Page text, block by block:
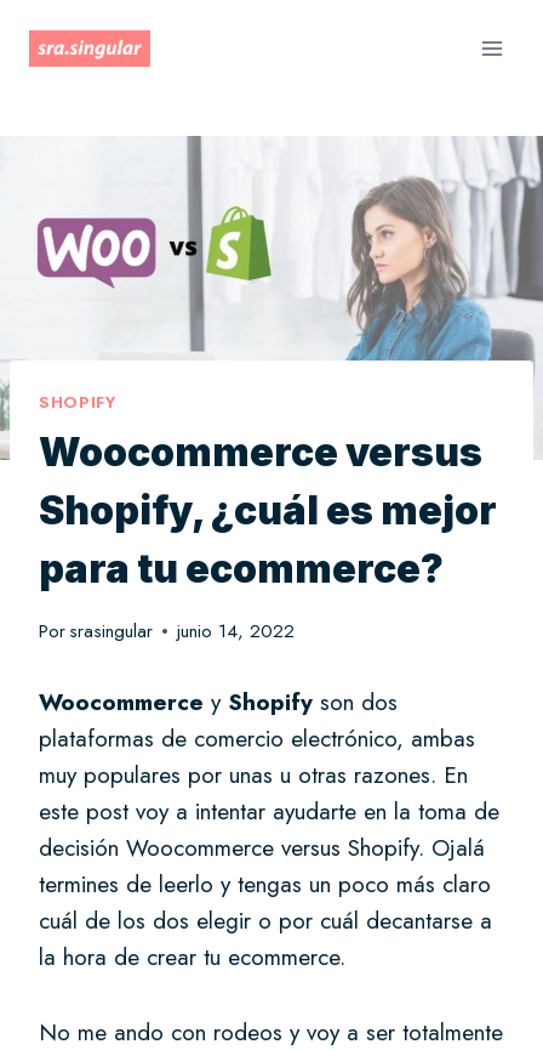
SHOPIFY
Woocommerce versus
Shopify, ¿cuál es mejor
para tu ecommerce?
Porsrasingular junio 14, 2022
Woocommerce y Shopify son dos
plataformas de comercio electrónico, ambas
muy populares por unas u otras razones. En
este post voy a intentar ayudarte en la toma de
decisión Woocommerce versus Shopify. Ojalá
termines de leerlo y tengas un poco más claro
cuál de los dos elegir o por cuál decantarse a
la hora de crear tu ecommerce.
No me ando con rodeos y voy a ser totalmente